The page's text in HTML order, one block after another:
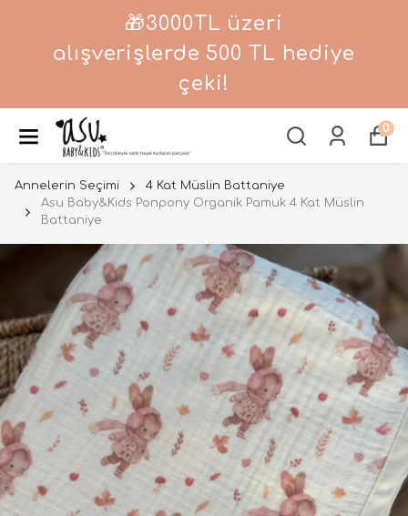
🎁3000TL üzeri
alışverişlerde 500 TL hediye
çeki!
0
Annelerin Seçimi
4 Kat Müslin Battaniye
Asu Baby&Kids Ponpony Organik Pamuk 4 Kat Müslin
Battaniye